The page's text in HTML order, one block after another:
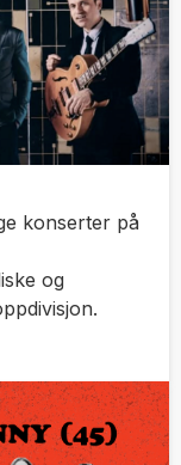
konserter på
og